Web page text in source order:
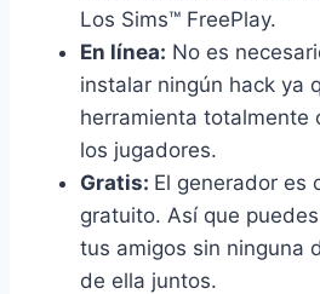
Los Sims™ FreePlay.
En línea: No es
instalar ningún hack ya
herramienta totalmente
los jugadores.
Gratis: El generador es
gratuito. Así que
tus amigos sin ninguna
de ella juntos.